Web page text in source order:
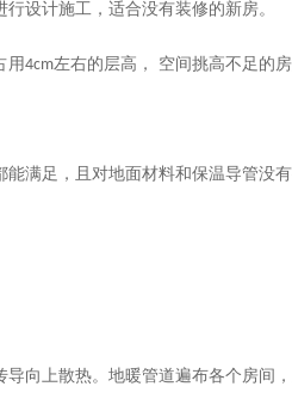
行设计施工 ，适合没有装修的新房。
用4cm左右的层高 ， 空间挑高不足的
满足， 且对地面材料和保温导管没
向上散热。地暖管道遍布各个房间